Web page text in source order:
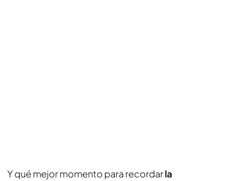
Y qué mejor momento para recordarla